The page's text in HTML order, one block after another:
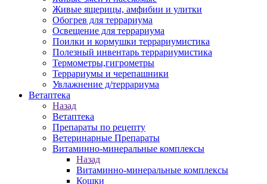
Живые ящерицы, амфибии и улитки
Обогрев для террариума
Освещение для террариума
Поилки и кормушки террариумистика
Полезный инвентарь террариумистика
Термометры,гигрометры
Террариумы и черепашники
Увлажнение д/террариума
Ветаптека
Назад
Ветаптека
Препараты по рецепту
Ветеринарные Препараты
Витаминно-минеральные комплексы
Назад
Витаминно-минеральные комплексы
Кошки